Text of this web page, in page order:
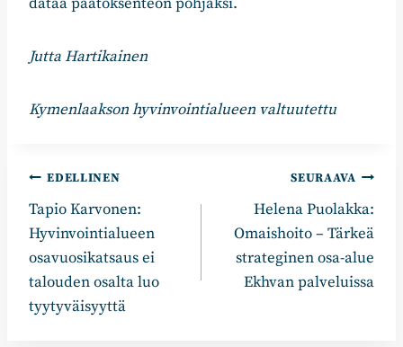
Jutta Hartikainen
Kymenlaakson hyvinvointialueen valtuutettu
Artikkelien
selaus
EDELLINEN
Tapio Karvonen:
Hyvinvointialueen
osavuosikatsaus ei
talouden osalta luo
tyytyväisyyttä
SEURAAVA
Helena Puolakka:
Omaishoito – Tärkeä
strateginen osa-alue
Ekhvan palveluissa